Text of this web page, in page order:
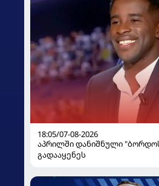
18:05/07-08-2026
აპრილში დანიშნული
გადააყენეს